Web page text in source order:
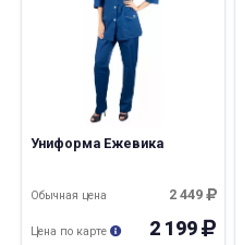
Униформа Ежевика
2 449
Обычная цена
2 199
Цена по карте